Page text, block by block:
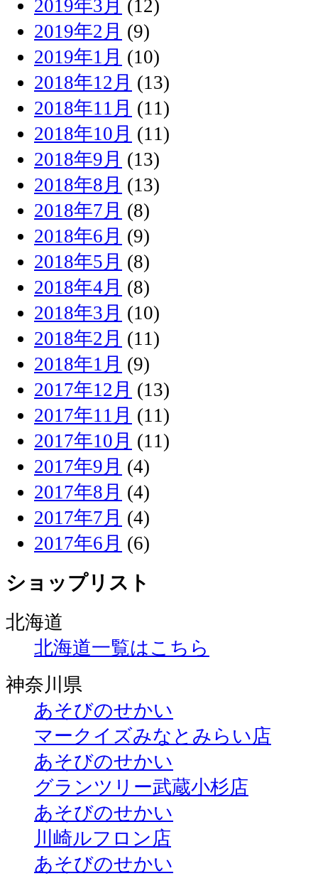
2019年3月 (12)
2019年2月 (9)
2019年1月 (10)
2018年12月 (13)
2018年11月 (11)
2018年10月 (11)
2018年9月 (13)
2018年8月 (13)
2018年7月 (8)
2018年6月 (9)
2018年5月 (8)
2018年4月 (8)
2018年3月 (10)
2018年2月 (11)
2018年1月 (9)
2017年12月 (13)
2017年11月 (11)
2017年10月 (11)
2017年9月 (4)
2017年8月 (4)
2017年7月 (4)
2017年6月 (6)
ショップリスト
北海道
北海道一覧はこちら
神奈川県
あそびのせかい
マークイズみなとみらい店
あそびのせかい
グランツリー武蔵小杉店
あそびのせかい
川崎ルフロン店
あそびのせかい